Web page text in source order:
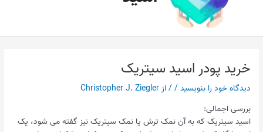
خرید پودر اسید سیتریک
دیدگاه‌ خود را بنویسید// از Christopher J. Ziegler
بررسی اجمالی:
اسید سیتریک که به آن نمک ترش یا نمک سیتریک نیز گفته می شود، یک